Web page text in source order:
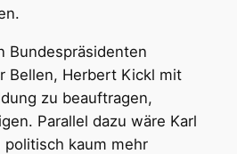
Bundespräsidenten
Bellen, Herbert Kickl mit
zu beauftragen,
Parallel dazu wäre Karl
politisch kaum mehr